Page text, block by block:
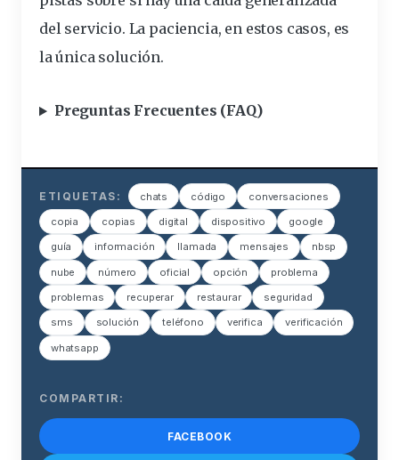
del servicio. La paciencia, en estos casos, es
la única solución.
Preguntas Frecuentes (FAQ)
ETIQUETAS: chats código conversaciones
copia copias digital dispositivo google
guía información llamada mensajes nbsp
nube número oficial opción problema
problemas recuperar restaurar seguridad
sms solución teléfono verifica verificación
whatsapp
COMPARTIR:
FACEBOOK